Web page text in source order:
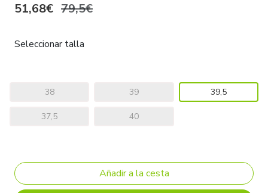
51,68€ 79,5€
Seleccionar talla
38 39 39,5
37,5 40